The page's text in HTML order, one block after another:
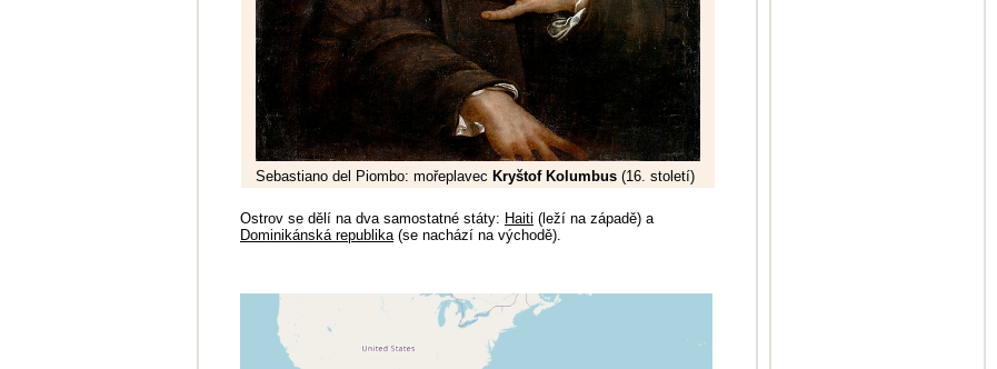
Sebastiano del Piombo: mořeplavec Kryštof Kolumbus(16. století)
Ostrov se dělí na dva samostatné státy: Haiti (leží na západě) a
Dominikánská republika(se nachází na východě).